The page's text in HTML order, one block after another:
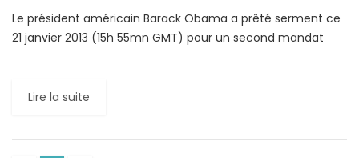
Le président américain Barack Obama a prêté serment ce
21 janvier 2013 (15h 55mn GMT) pour un second mandat
Lire la suite